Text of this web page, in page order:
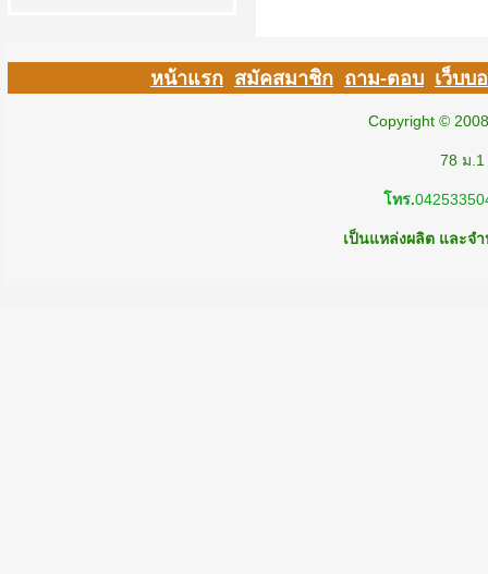
หน้าแรก สมัคสมาชิก ถาม-ตอบ เว็บบ
Copyright ©
78 ม
โทร.
เป็นแหล่งผลิต และจ